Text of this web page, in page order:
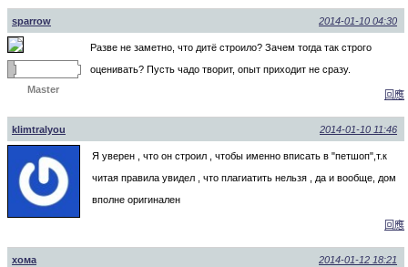
sparrow 2014-01-10 04:30
Master
Разве не заметно, что дитё строило? Зачем тогда так строго
оценивать? Пусть чадо творит, опыт приходит не сразу.
回應
klimtralyou 2014-01-10 11:46
Я уверен , что он строил , чтобы именно вписать в "петшоп",т.к
читая правила увидел , что плагиатить нельзя , да и вообще, дом
вполне оригинален
回應
хома 2014-01-12 18:21